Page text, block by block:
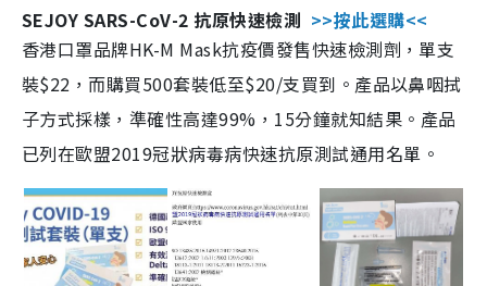
SEJOY SARS-CoV-2 抗原快速檢測 >>按此選購<<
香港口罩品牌HK-M Mask抗疫價發售快速檢測劑，單支
裝$22，而購買500套裝低至$20/支買到。產品以鼻咽拭
子方式採樣，準確性高達99%，15分鐘就知結果。產品
已列在歐盟2019冠狀病毒病快速抗原測試通用名單。